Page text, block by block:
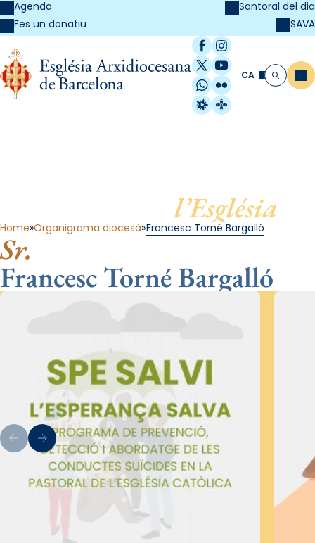
Agenda
Fes un donatiu
Santoral del dia
SAVA
Facebook
Instagram
X / Twitter
YouTube
WhatsApp
Flickr
Radio Estel
Catalunya
CA Cerca
l’Església
Home Organigrama diocesà Francesc Torné Bargalló
Sr.
Francesc Torné Bargalló